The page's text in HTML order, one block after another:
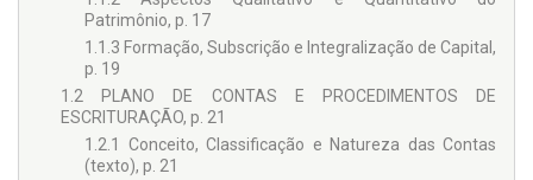
ciências contábeis e administração de empresas. Executivo
de finanças com atuação em grandes empresas como
Kodak, Johnson & Johnson e Fundação Valeparaibana de
Ensino (FVE). Consultor contábil-financeiro e empresarial.
Patrimônio, p. 17
1.1.3 Formação, Subscrição e Integralização de Capital,
p. 19
1.2 PLANO DE CONTAS E PROCEDIMENTOS DE
ESCRITURAÇÃO, p. 21
1.2.1 Conceito, Classificação e Natureza das Contas
(texto), p. 21